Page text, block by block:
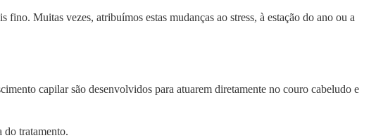
Muitas vezes, atribuímos estas mudanças ao stress, à estação do ano ou a
capilar são desenvolvidos para atuarem diretamente no couro cabeludo e
do tratamento.